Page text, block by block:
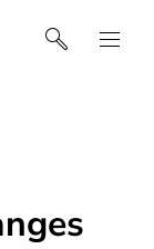
Group I France